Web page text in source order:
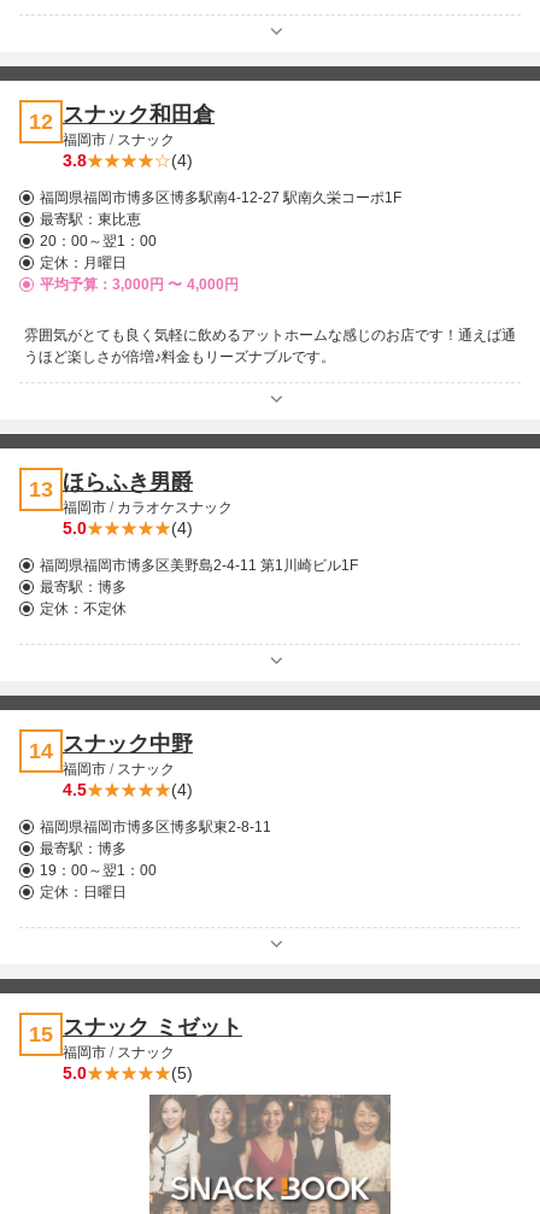
多いはず。みんなでワイワイ楽しみたい夜にも、肩の力を抜いて過ごしたい
12 スナック和田倉
福岡市 / スナック
3.8 (4)
福岡県福岡市博多区博多駅南4-12-27 駅南久栄コーポ1F
最寄駅： 東比恵
20：00～翌1：00
定休：月曜日
平均予算：3,000円 〜 4,000円
雰囲気がとても良く気軽に飲めるアットホームな感じのお店です！通えば通
うほど楽しさが倍増♪料金もリーズナブルです。
13 ほらふき男爵
福岡市 / カラオケスナック
5.0 (4)
福岡県福岡市博多区美野島2-4-11 第1川崎ビル1F
最寄駅： 博多
定休：不定休
14 スナック中野
福岡市 / スナック
4.5 (4)
福岡県福岡市博多区博多駅東2-8-11
最寄駅： 博多
19：00～翌1：00
定休：日曜日
15 スナック ミゼット
福岡市 / スナック
5.0 (5)